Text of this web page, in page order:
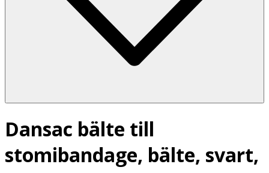
Dansac bälte till
stomibandage, bälte, svart,